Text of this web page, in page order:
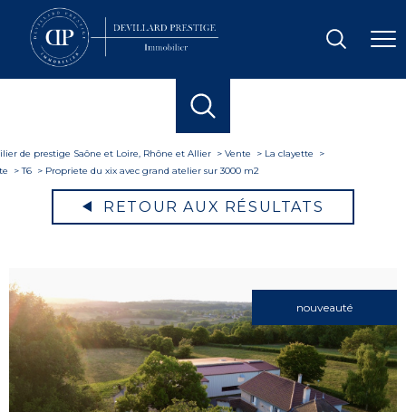
de prestige Saône et Loire, Rhône et Allier Vente
La clayette
T6 Propriete du xix avec grand atelier sur 3000 m2
RETOUR AUX RÉSULTATS
nouveauté